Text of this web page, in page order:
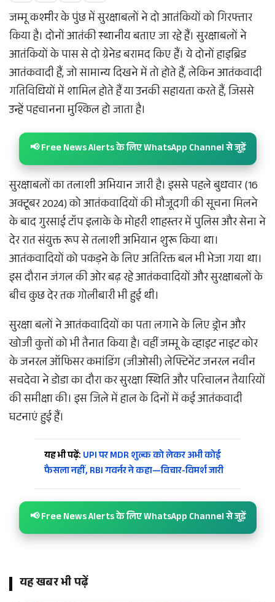
जम्मू कश्मीर के पुंछ में सुरक्षाबलों ने दो आतंकियों को गिरफ्तार
किया है। दोनों आतंकी स्थानीय बताए जा रहे हैं। सुरक्षाबलों ने
आतंकियों के पास से दो ग्रेनेड बरामद किए हैं। ये दोनों हाइब्रिड
आतंकवादी हैं, जो सामान्य दिखने में तो होते हैं, लेकिन आतंकवादी
गतिविधियों में शामिल होते हैं या उनकी सहायता करते हैं, जिससे
उन्हें पहचानना मुश्किल हो जाता है।
📢 Free News Alerts के लिए WhatsApp Channel से जुड़ें
सुरक्षाबलों का तलाशी अभियान जारी है। इससे पहले बुधवार (16
अक्टूबर 2024) को आतंकवादियों की मौजूदगी की सूचना मिलने
के बाद गुरसाई टॉप इलाके के मोहरी शाहस्तर में पुलिस और सेना ने
देर रात संयुक्त रूप से तलाशी अभियान शुरू किया था।
आतंकवादियों को पकड़ने के लिए अतिरिक्त बल भी भेजा गया था।
इस दौरान जंगल की ओर बढ़ रहे आतंकवादियों और सुरक्षाबलों के
बीच कुछ देर तक गोलीबारी भी हुई थी।
सुरक्षा बलों ने आतंकवादियों का पता लगाने के लिए ड्रोन और
खोजी कुत्तों को भी तैनात किया है। वहीं जम्मू के व्हाइट नाइट कोर
के जनरल ऑफिसर कमांडिंग (जीओसी) लेफ्टिनेंट जनरल नवीन
सचदेवा ने डोडा का दौरा कर सुरक्षा स्थिति और परिचालन तैयारियों
की समीक्षा की। इस जिले में हाल के दिनों में कई आतंकवादी
घटनाएं हुई हैं।
यह भी पढ़ें: UPI पर MDR शुल्क को लेकर अभी कोई
फैसला नहीं, RBI गवर्नर ने कहा—विचार-विमर्श जारी
📢 Free News Alerts के लिए WhatsApp Channel से जुड़ें
यह खबर भी पढ़ें